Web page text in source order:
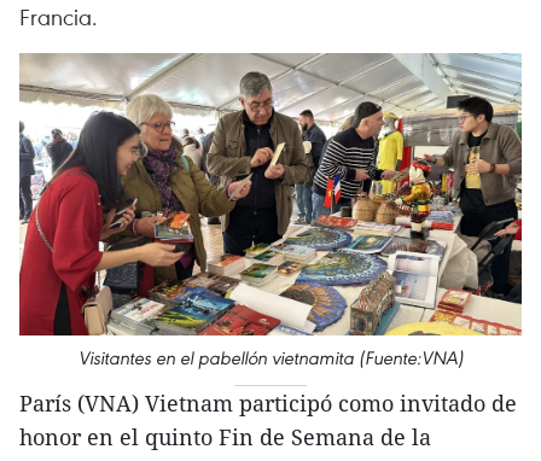
Francia.
Visitantes en el pabellón vietnamita (Fuente:VNA)
París (VNA) Vietnam participó como invitado de
honor en el quinto Fin de Semana de la